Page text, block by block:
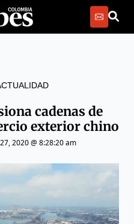
cadenas de
exterior chino
2020 @ 8:28:20 am